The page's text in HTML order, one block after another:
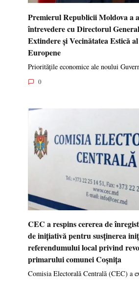
Premierul Republicii Moldova a
întrevedere cu Directorul
Extindere și Vecinătatea Estică
Europene
Prioritățile economice ale noului
0
CEC a respins cererea de
de inițiativă pentru susținerea
referendumului local privind
primarului comunei Coșnița
Comisia Electorală Centrală (CEC) a